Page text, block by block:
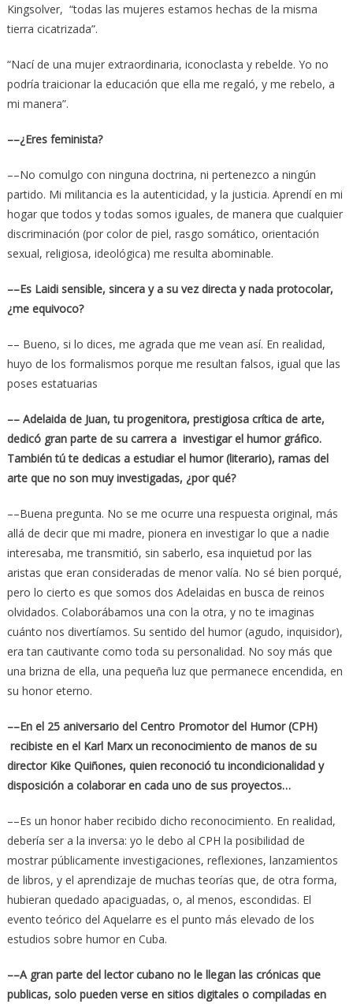
Kingsolver, “todas las mujeres estamos hechas de la misma
tierra cicatrizada”.
“Nací de una mujer extraordinaria, iconoclasta y rebelde. Yo no
podría traicionar la educación que ella me regaló, y me rebelo, a
mi manera”.
––¿Eres feminista?
––No comulgo con ninguna doctrina, ni pertenezco a ningún
partido. Mi militancia es la autenticidad, y la justicia. Aprendí en mi
hogar que todos y todas somos iguales, de manera que cualquier
discriminación (por color de piel, rasgo somático, orientación
sexual, religiosa, ideológica) me resulta abominable.
––Es Laidi sensible, sincera y a su vez directa y nada protocolar,
¿me equivoco?
–– Bueno, si lo dices, me agrada que me vean así. En realidad,
huyo de los formalismos porque me resultan falsos, igual que las
poses estatuarias
–– Adelaida de Juan, tu progenitora, prestigiosa crítica de arte,
dedicó gran parte de su carrera a investigar el humor gráfico.
También tú te dedicas a estudiar el humor (literario), ramas del
arte que no son muy investigadas, ¿por qué?
––Buena pregunta. No se me ocurre una respuesta original, más
allá de decir que mi madre, pionera en investigar lo que a nadie
interesaba, me transmitió, sin saberlo, esa inquietud por las
aristas que eran consideradas de menor valía. No sé bien porqué,
pero lo cierto es que somos dos Adelaidas en busca de reinos
olvidados. Colaborábamos una con la otra, y no te imaginas
cuánto nos divertíamos. Su sentido del humor (agudo, inquisidor),
era tan cautivante como toda su personalidad. No soy más que
una brizna de ella, una pequeña luz que permanece encendida, en
su honor eterno.
––En el 25 aniversario del Centro Promotor del Humor (CPH)
recibiste en el Karl Marx un reconocimiento de manos de su
director Kike Quiñones, quien reconoció tu incondicionalidad y
disposición a colaborar en cada uno de sus proyectos…
––Es un honor haber recibido dicho reconocimiento. En realidad,
debería ser a la inversa: yo le debo al CPH la posibilidad de
mostrar públicamente investigaciones, reflexiones, lanzamientos
de libros, y el aprendizaje de muchas teorías que, de otra forma,
hubieran quedado apaciguadas, o, al menos, escondidas. El
evento teórico del Aquelarre es el punto más elevado de los
estudios sobre humor en Cuba.
––A gran parte del lector cubano no le llegan las crónicas que
publicas, solo pueden verse en sitios digitales o compiladas en